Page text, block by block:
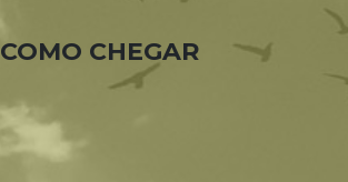
COMO CHEGAR